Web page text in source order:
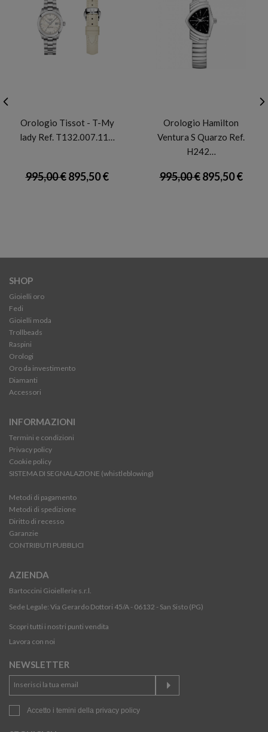
Orologio Tissot - T-My
lady Ref. T132.007.11…
995,00 €895,50 €
Orologio Hamilton
Ventura S Quarzo Ref.
H242…
995,00 €895,50 €
SHOP
Gioielli oro
Fedi
Gioielli moda
Trollbeads
Raspini
Orologi
Oro da investimento
Diamanti
Accessori
INFORMAZIONI
Termini e condizioni
Privacy policy
Cookie policy
SISTEMA DI SEGNALAZIONE (whistleblowing)
Metodi di pagamento
Metodi di spedizione
Diritto di recesso
Garanzie
CONTRIBUTI PUBBLICI
AZIENDA
Bartoccini Gioiellerie s.r.l.
Sede Legale: Via Gerardo Dottori 45/A - 06132 - San Sisto (PG)
Scopri tutti i nostri punti vendita
Lavora con noi
NEWSLETTER
Accetto i temini della privacy policy